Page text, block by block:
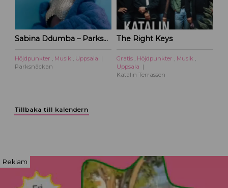
Sabina Ddumba – Parksnäckan – 2026
Höjdpunkter , Musik , Uppsala
Parksnäckan
The Right Keys
Gratis , Höjdpunkter , Musik ,
Uppsala
Katalin Terrassen
Tillbaka till kalendern
Reklam